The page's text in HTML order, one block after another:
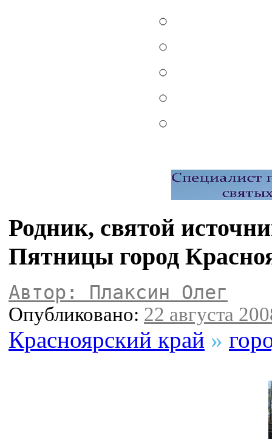
Родник, святой
Пятницы город
Автор: Плаксин Олег
Опубликовано: 22 августа
Красноярский край »